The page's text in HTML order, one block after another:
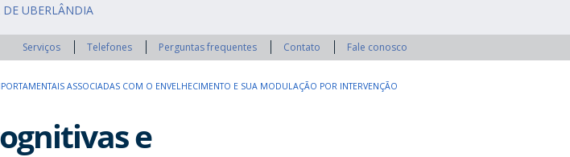
DE UBERLÂNDIA
Serviços Telefones Perguntas frequentes Contato Fale conosco
ASSOCIADAS COM O ENVELHECIMENTO E SUA MODULAÇÃO POR INTERVENÇÃO
e